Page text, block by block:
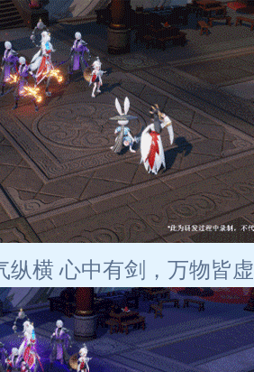
纵横 心中有剑，万物皆虚